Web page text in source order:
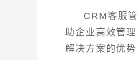
CRM客服
助企业高效管
解决方案的优